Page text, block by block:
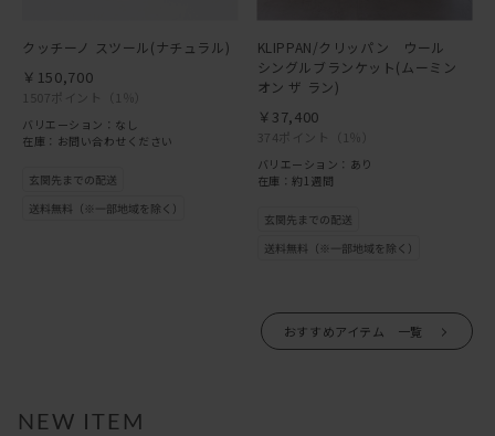
クッチーノ スツール(ナチュラル)
1507ポイント （1％）
￥150,700
バリエーション：なし
在庫：お問い合わせください
KLIPPAN/クリッパン ウール
シングルブランケット(ムーミン
オン ザ ラン)
374ポイント （1％）
￥37,400
バリエーション：あり
在庫：約1週間
おすすめアイテム 一覧
NEW ITEM